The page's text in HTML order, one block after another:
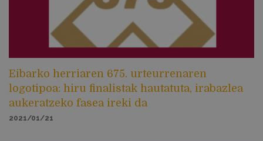
Eibarko herriaren 675. urteurrenaren
logotipoa: hiru finalistak hautatuta, irabazlea
aukeratzeko fasea ireki da
2021/01/21